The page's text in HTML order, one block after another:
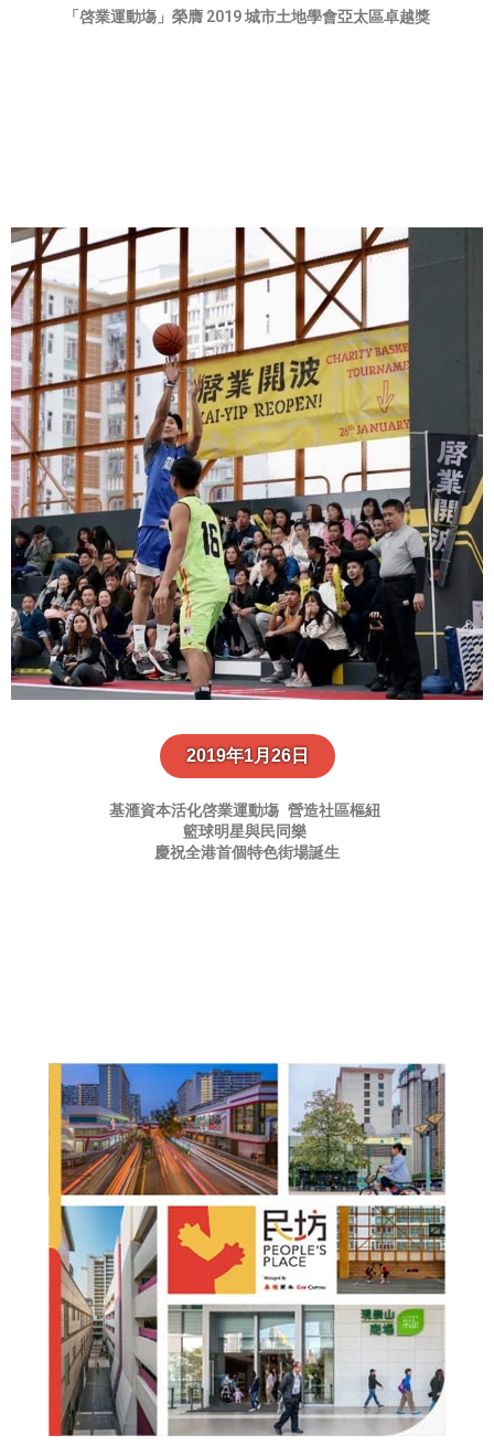
「啓業運動塲」 榮膺 2019 城市土地學會亞太區卓越獎
2019年1月26日
基滙資本活化啓業運動塲 營造社區樞紐
籃球明星與民同樂
慶祝全港首個特色街場誕生